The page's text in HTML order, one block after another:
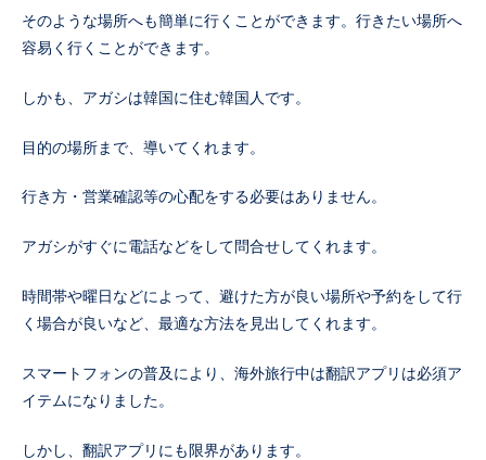
そのような場所へも簡単に行くことができます。行きたい場所へ
容易く行くことができます。
しかも、アガシは韓国に住む韓国人です。
目的の場所まで、導いてくれます。
行き方・営業確認等の心配をする必要はありません。
アガシがすぐに電話などをして問合せしてくれます。
時間帯や曜日などによって、避けた方が良い場所や予約をして行
く場合が良いなど、最適な方法を見出してくれます。
スマートフォンの普及により、海外旅行中は翻訳アプリは必須ア
イテムになりました。
しかし、翻訳アプリにも限界があります。